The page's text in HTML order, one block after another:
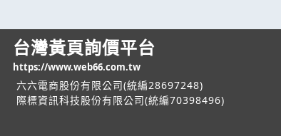
台灣黃頁詢價平台
https://www.web66.com.tw
六六電商股份有限公司(統編28697248)
際標資訊科技股份有限公司(統編70398496)